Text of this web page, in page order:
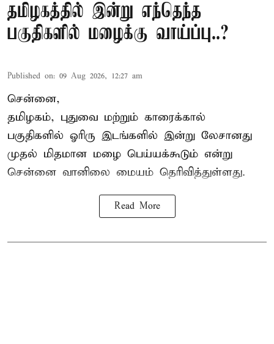
தமிழகத்தில் இன்று எந்தெந்த
பகுதிகளில் மழைக்கு வாய்ப்பு..?
Published on: 09 Aug 2026, 12:27 am
சென்னை,
தமிழகம், புதுவை மற்றும் காரைக்கால்
பகுதிகளில் ஓரிரு இடங்களில் இன்று லேசானது
முதல் மிதமான மழை பெய்யக்கூடும் என்று
சென்னை வானிலை மையம் தெரிவித்துள்ளது.
Read More